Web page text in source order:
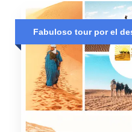
Fabuloso tour por el